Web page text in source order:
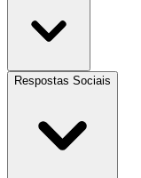
Respostas Sociais